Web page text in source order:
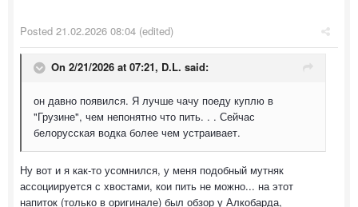
Posted 21.02.2026 08:04 (edited)
On 2/21/2026 at 07:21, D.L. said:
он давно появился. Я лучше чачу поеду куплю в
"Грузине", чем непонятно что пить. . . Сейчас
белорусская водка более чем устраивает.
Ну вот и я как-то усомнился, у меня подобный мутняк
ассоциируется с хвостами, кои пить не можно... на этот
напиток (только в оригинале) был обзор у Алкобарда,